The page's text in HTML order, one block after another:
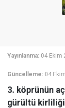
Yayınlanma: 04 Ekim
Güncelleme: 04
3. köprünün
gürültü kirliliği